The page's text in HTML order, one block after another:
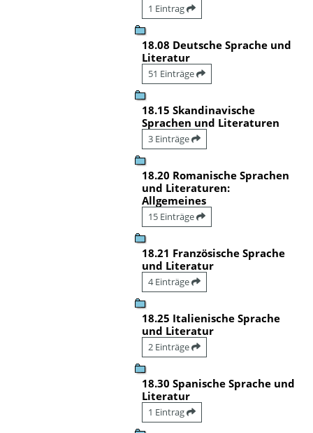
1 Eintrag
18.08 Deutsche Sprache und
Literatur
51 Einträge
18.15 Skandinavische
Sprachen und Literaturen
3 Einträge
18.20 Romanische Sprachen
und Literaturen:
Allgemeines
15 Einträge
18.21 Französische Sprache
und Literatur
4 Einträge
18.25 Italienische Sprache
und Literatur
2 Einträge
18.30 Spanische Sprache und
Literatur
1 Eintrag